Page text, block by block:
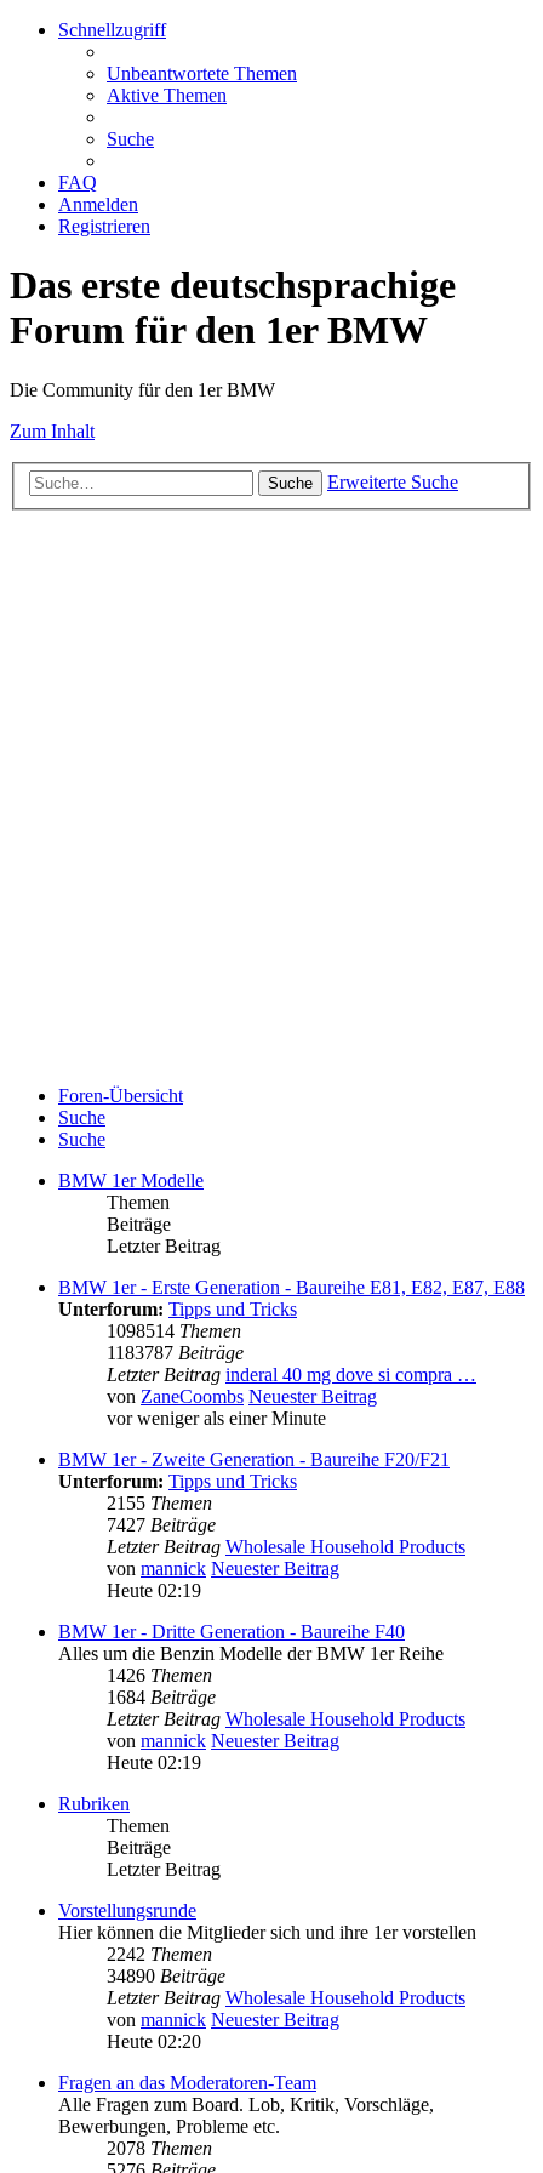
Schnellzugriff
Unbeantwortete Themen
Aktive Themen
Suche
FAQ
Anmelden
Registrieren
Das erste deutschsprachige
Forum für den 1er BMW
Die Community für den 1er BMW
Zum Inhalt
Suche Erweiterte Suche
Foren-Übersicht
Suche
Suche
BMW 1er Modelle
Themen
Beiträge
Letzter Beitrag
BMW 1er - Erste Generation - Baureihe E81, E82, E87, E88
Unterforum: Tipps und Tricks
1098514 Themen
1183787 Beiträge
Letzter Beitrag inderal 40 mg dove si compra …
von ZaneCoombs Neuester Beitrag
vor weniger als einer Minute
BMW 1er - Zweite Generation - Baureihe F20/F21
Unterforum: Tipps und Tricks
2155 Themen
7427 Beiträge
Letzter Beitrag Wholesale Household Products
von mannick Neuester Beitrag
Heute 02:19
BMW 1er - Dritte Generation - Baureihe F40
Alles um die Benzin Modelle der BMW 1er Reihe
1426 Themen
1684 Beiträge
Letzter Beitrag Wholesale Household Products
von mannick Neuester Beitrag
Heute 02:19
Rubriken
Themen
Beiträge
Letzter Beitrag
Vorstellungsrunde
Hier können die Mitglieder sich und ihre 1er vorstellen
2242 Themen
34890 Beiträge
Letzter Beitrag Wholesale Household Products
von mannick Neuester Beitrag
Heute 02:20
Fragen an das Moderatoren-Team
Alle Fragen zum Board. Lob, Kritik, Vorschläge,
Bewerbungen, Probleme etc.
2078 Themen